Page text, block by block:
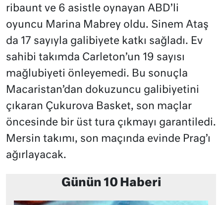
ribaunt ve 6 asistle oynayan ABD’li
oyuncu Marina Mabrey oldu. Sinem Ataş
da 17 sayıyla galibiyete katkı sağladı. Ev
sahibi takımda Carleton’un 19 sayısı
mağlubiyeti önleyemedi. Bu sonuçla
Macaristan’dan dokuzuncu galibiyetini
çıkaran Çukurova Basket, son maçlar
öncesinde bir üst tura çıkmayı garantiledi.
Mersin takımı, son maçında evinde Prag’ı
ağırlayacak.
Günün 10 Haberi